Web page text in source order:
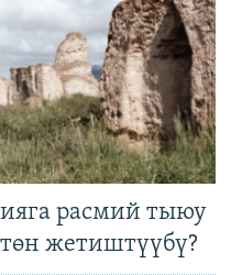
расмий тыюу
жетиштүүбү?